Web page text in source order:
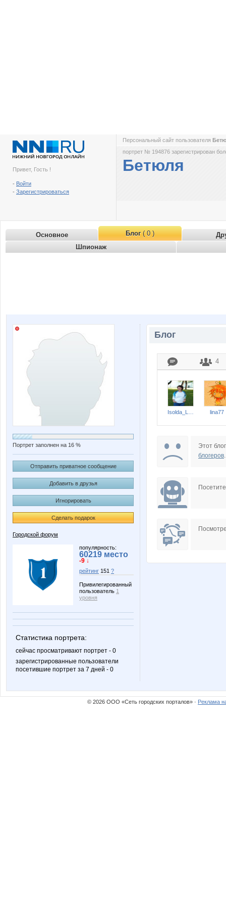
Привет, Гость !
- Войти
- Зарегистрироваться
Персональный сайт пользователя
портрет № 194876 зарегистрирован
Бетюля
Основное Блог( 0 )
Шпионаж
Портрет заполнен на 16 %
Отправить приватное сообщение
Добавить в друзья
Игнорировать
Сделать подарок
Городской форум
популярность:
60219 место
-9 ↓
рейтинг 151 ?
Привилегированный
пользователь 1
уровня
Статистика портрета:
сейчас просматривают портрет - 0
зарегистрированные пользователи
посетившие портрет за 7 дней - 0
Блог
4
lina77
Этот
блогеров.
© 2026 ООО «Сеть городских порталов» · Реклама